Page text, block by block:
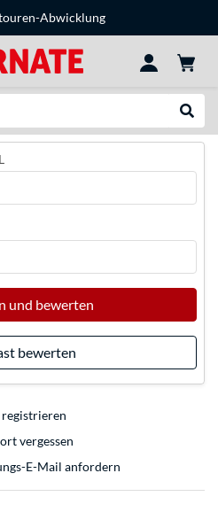
Abwicklung
und bewerten
bewerten
registrieren
vergessen
E-Mail anfordern